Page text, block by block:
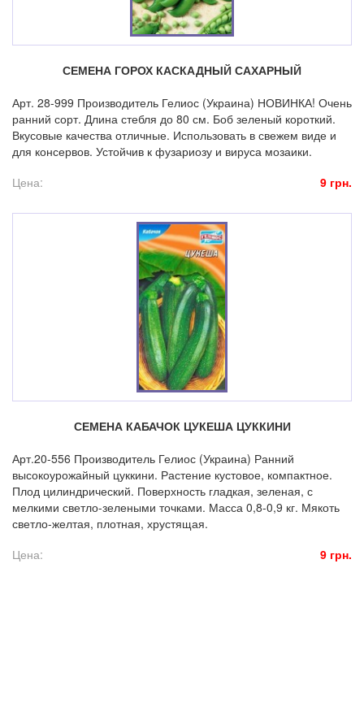
СЕМЕНА ГОРОХ КАСКАДНЫЙ САХАРНЫЙ
Арт. 28-999 Производитель Гелиос (Украина) НОВИНКА! Очень
ранний сорт. Длина стебля до 80 см. Боб зеленый короткий.
Вкусовые качества отличные. Использовать в свежем виде и
для консервов. Устойчив к фузариозу и вируса мозаики.
Цена:
9 грн.
СЕМЕНА КАБАЧОК ЦУКЕША ЦУККИНИ
Арт.20-556 Производитель Гелиос (Украина) Ранний
высокоурожайный цуккини. Растение кустовое, компактное.
Плод цилиндрический. Поверхность гладкая, зеленая, с
мелкими светло-зелеными точками. Масса 0,8-0,9 кг. Мякоть
светло-желтая, плотная, хрустящая.
Цена:
9 грн.